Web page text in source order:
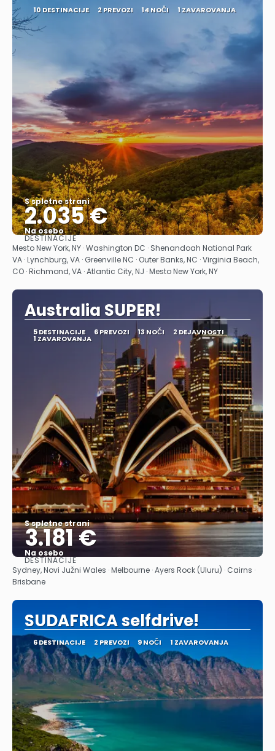
10 DESTINACIJE 2 PREVOZI 14 NOČI 1 ZAVAROVANJA
S spletne strani
2.035 €
Na osebo
Glej .
DESTINACIJE
Mesto New York, NY · Washington DC · Shenandoah National Park
VA · Lynchburg, VA · Greenville NC · Outer Banks, NC · Virginia Beach,
CO · Richmond, VA · Atlantic City, NJ · Mesto New York, NY
Australia SUPER!
5 DESTINACIJE 6 PREVOZI 13 NOČI 2 DEJAVNOSTI
1 ZAVAROVANJA
S spletne strani
3.181 €
Na osebo
Glej .
DESTINACIJE
Sydney, Novi Južni Wales · Melbourne · Ayers Rock (Uluru) · Cairns ·
Brisbane
SUDAFRICA selfdrive!
6 DESTINACIJE 2 PREVOZI 9 NOČI 1 ZAVAROVANJA